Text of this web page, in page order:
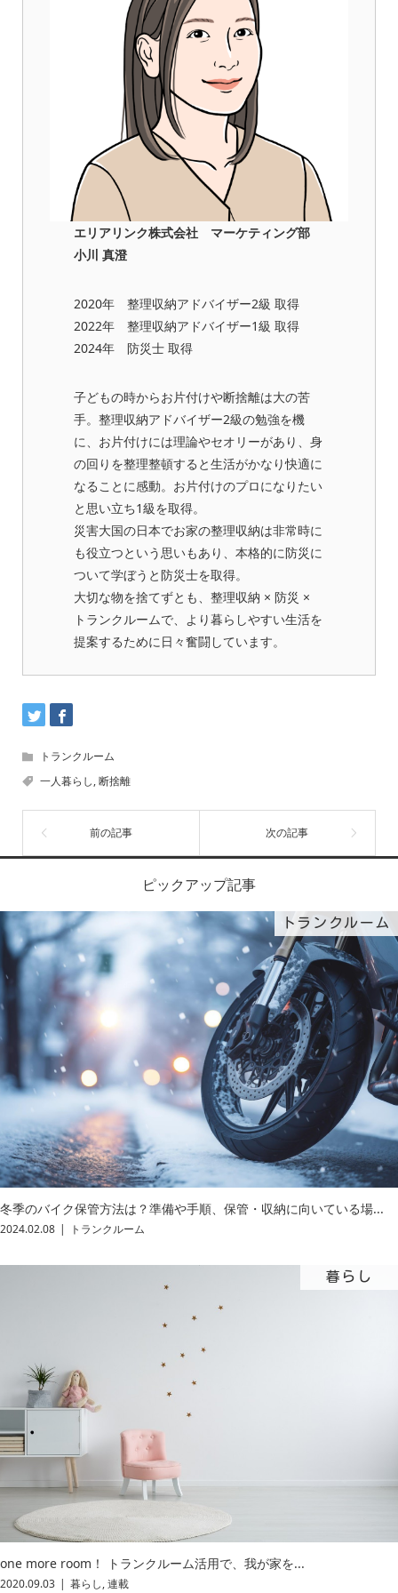
エリアリンク株式会社 マーケティング部
小川 真澄
2020年 整理収納アドバイザー2級 取得
2022年 整理収納アドバイザー1級 取得
2024年 防災士 取得
子どもの時からお片付けや断捨離は大の苦
手。整理収納アドバイザー2級の勉強を機
に、お片付けには理論やセオリーがあり、身
の回りを整理整頓すると生活がかなり快適に
なることに感動。お片付けのプロになりたい
と思い立ち1級を取得。
災害大国の日本でお家の整理収納は非常時に
も役立つという思いもあり、本格的に防災に
ついて学ぼうと防災士を取得。
大切な物を捨てずとも、整理収納 × 防災 ×
トランクルームで、より暮らしやすい生活を
提案するために日々奮闘しています。
トランクルーム
一人暮らし,断捨離
ピックアップ記事
トランクルーム
冬季のバイク保管方法は？準備や手順、保管・収納に向いている場...
2024.02.08 トランクルーム
暮らし
one more room！ トランクルーム活用で、我が家を...
2020.09.03 暮らし,連載